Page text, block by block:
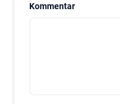
Kommentar